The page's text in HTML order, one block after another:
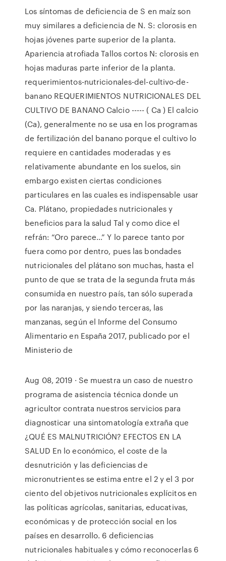
Los síntomas de deficiencia de S en maíz son
muy similares a deficiencia de N. S: clorosis en
hojas jóvenes parte superior de la planta.
Apariencia atrofiada Tallos cortos N: clorosis en
hojas maduras parte inferior de la planta.
requerimientos-nutricionales-del-cultivo-de-
banano REQUERIMIENTOS NUTRICIONALES DEL
CULTIVO DE BANANO Calcio ----- ( Ca ) El calcio
(Ca), generalmente no se usa en los programas
de fertilización del banano porque el cultivo lo
requiere en cantidades moderadas y es
relativamente abundante en los suelos, sin
embargo existen ciertas condiciones
particulares en las cuales es indispensable usar
Ca. Plátano, propiedades nutricionales y
beneficios para la salud Tal y como dice el
refrán: “Oro parece…” Y lo parece tanto por
fuera como por dentro, pues las bondades
nutricionales del plátano son muchas, hasta el
punto de que se trata de la segunda fruta más
consumida en nuestro país, tan sólo superada
por las naranjas, y siendo terceras, las
manzanas, según el Informe del Consumo
Alimentario en España 2017, publicado por el
Ministerio de
Aug 08, 2019 · Se muestra un caso de nuestro
programa de asistencia técnica donde un
agricultor contrata nuestros servicios para
diagnosticar una sintomatología extraña que
¿QUÉ ES MALNUTRICIÓN? EFECTOS EN LA
SALUD En lo económico, el coste de la
desnutrición y las deficiencias de
micronutrientes se estima entre el 2 y el 3 por
ciento del objetivos nutricionales explícitos en
las políticas agrícolas, sanitarias, educativas,
económicas y de protección social en los
países en desarrollo. 6 deficiencias
nutricionales habituales y cómo reconocerlas 6